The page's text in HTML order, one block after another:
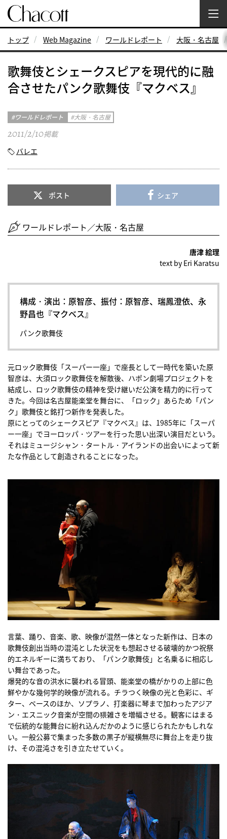
トップ Web Magazine ワールドレポート 大阪・名古屋
歌舞伎とシェークスピアを現代的に融
合させたパンク歌舞伎『マクベス』
ワールドレポート 大阪・名古屋
2011/2/10掲載
バレエ
ポスト シェア
ワールドレポート／大阪・名古屋
唐津 絵理
text by Eri Karatsu
構成・演出：原智彦、振付：原智彦、瑞鳳澄依、永
野昌也『マクベス』
パンク歌舞伎
元ロック歌舞伎「スーパー一座」で座長として一時代を築いた原
智彦は、大須ロック歌舞伎を解散後、ハポン劇場プロジェクトを
結成し、ロック歌舞伎の精神を受け継いだ公演を精力的に行って
きた。今回は名古屋能楽堂を舞台に、「ロック」あらため「パン
ク」歌舞伎と銘打つ新作を発表した。
原にとってのシェークスピア『マクベス』は、1985年に「スーパ
ー一座」でヨーロッパ・ツアーを行った思い出深い演目だという。
それはミュージシャン・タートル・アイランドの出会いによって新
たな作品として創造されることになった。
言葉、踊り、音楽、歌、映像が混然一体となった新作は、日本の
歌舞伎創出当時の混沌とした状況をも想起させる破壊的かつ祝祭
的エネルギーに満ちており、「パンク歌舞伎」と名乗るに相応し
い舞台であった。
爆発的な音の洪水に襲われる冒頭、能楽堂の橋がかりの上部に色
鮮やかな幾何学的映像が流れる。チラつく映像の光と色彩に、ギ
ター、ベースのほか、ソプラノ、打楽器に琴まで加わったアジア
ン・エスニック音楽が空間の猥雑さを増幅させる。観客にはまる
で伝統的な能舞台に紛れ込んだかのように感じられたかもしれな
い。一般公募で集まった多数の黒子が縦横無尽に舞台上を走り抜
け、その混沌さを引き立たせていく。